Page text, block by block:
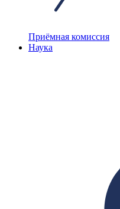
Приёмная комиссия
Наука